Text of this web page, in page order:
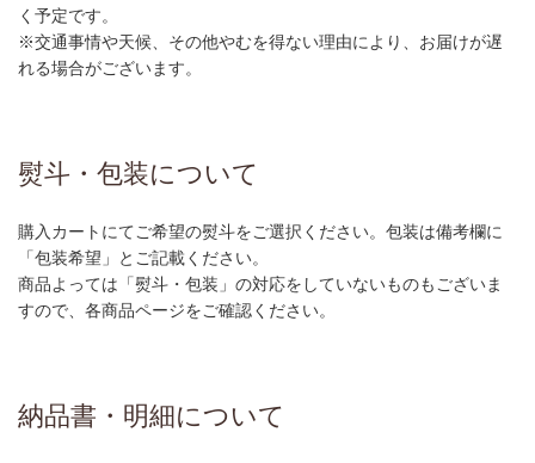
く予定です。
※交通事情や天候、その他やむを得ない理由により、お届けが遅
れる場合がございます。
熨斗・包装について
購入カートにてご希望の熨斗をご選択ください。包装は備考欄に
「包装希望」とご記載ください。
商品よっては「熨斗・包装」の対応をしていないものもございま
すので、各商品ページをご確認ください。
納品書・明細について